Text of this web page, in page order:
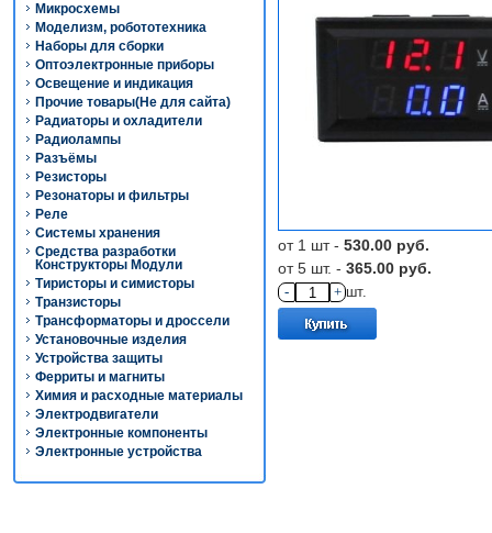
Микросхемы
Моделизм, робототехника
Наборы для сборки
Оптоэлектронные приборы
Освещение и индикация
Прочие товары(Не для сайта)
Радиаторы и охладители
Радиолампы
Разъёмы
Резисторы
Резонаторы и фильтры
Реле
Системы хранения
Средства разработки
Конструкторы Модули
Тиристоры и симисторы
Транзисторы
Трансформаторы и дроссели
Установочные изделия
Устройства защиты
Ферриты и магниты
Химия и расходные материалы
Электродвигатели
Электронные компоненты
Электронные устройства
от 1 шт - 530.00 руб.
от 5 шт. - 365.00 руб.
- + шт.